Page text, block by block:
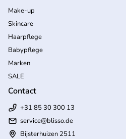
Make-up
Skincare
Haarpflege
Babypflege
Marken
SALE
Contact
+31 85 30 300 13
service@blisso.de
Bijsterhuizen 2511